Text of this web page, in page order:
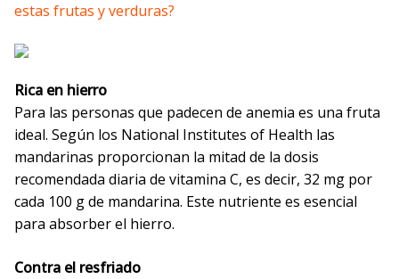
estas frutas y verduras?
Rica en hierro
Para las personas que padecen de anemia es una fruta
ideal. Según los National Institutes of Health las
mandarinas proporcionan la mitad de la dosis
recomendada diaria de vitamina C, es decir, 32 mg por
cada 100 g de mandarina. Este nutriente es esencial
para absorber el hierro.
Contra el resfriado